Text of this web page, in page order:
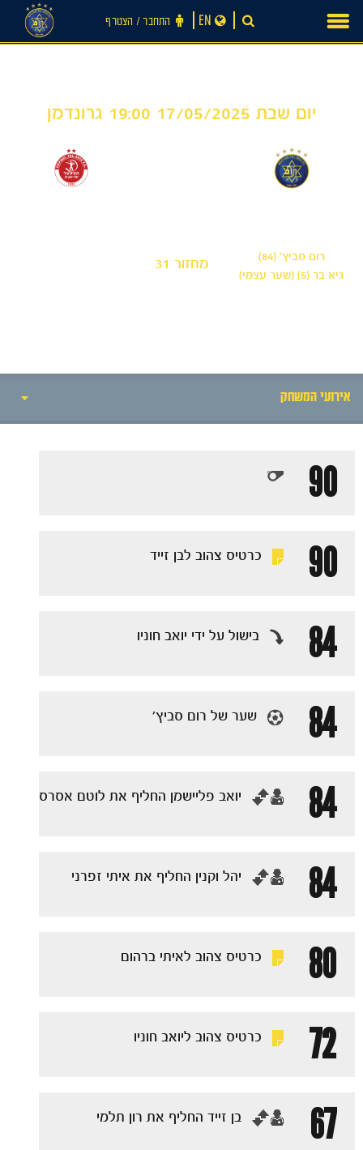
content
התחבר ‪/‬ הצטרף EN
יום שבת 17/05/2025 19:00 גרונדמן
רום סביץ׳ (84)
גיא בר (5) (שער עצמי)
מחזור 31
אירועי המשחק
סיקור המשחק
גלריה
90
90
כרטיס צהוב לבן זייד
84 בישול על ידי יואב חוניו
84 שער של רום סביץ׳
84 ‏יואב פליישמן החליף את לוטם אסרס
84 ‏יהל וקנין החליף את איתי זפרני
80 כרטיס צהוב לאיתי ברהום
72 כרטיס צהוב ליואב חוניו
67 ‏בן זייד החליף את רון תלמי